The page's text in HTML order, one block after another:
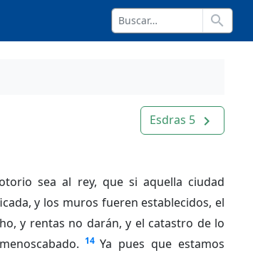
search
Esdras 5 navigate_next
sea al rey, que si aquella ciudad
y los muros fueren establecidos, el
y rentas no darán, y el catastro de lo
14 Ya pues que estamos